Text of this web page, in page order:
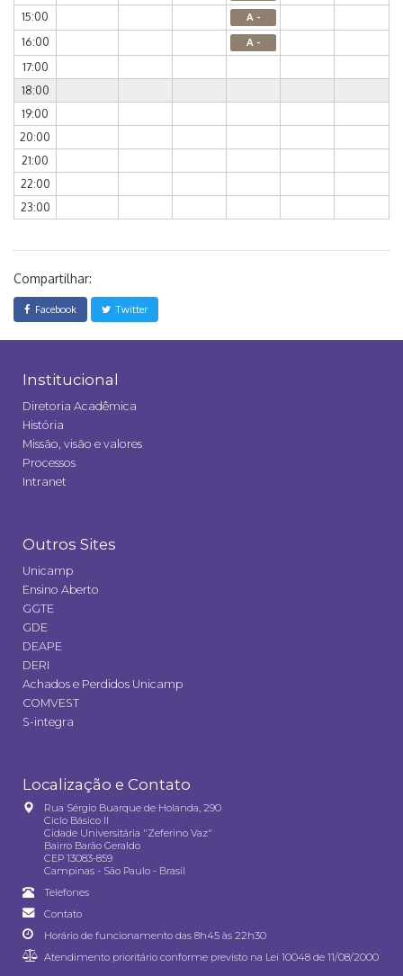
15:00 A -
16:00 A -
17:00
18:00
19:00
20:00
21:00
22:00
23:00
Compartilhar:
Facebook Twitter
Institucional
Diretoria Acadêmica
História
Missão, visão e valores
Processos
Intranet
Outros Sites
Unicamp
Ensino Aberto
GGTE
GDE
DEAPE
DERI
Achados e Perdidos Unicamp
COMVEST
S-integra
Localização e Contato
Rua Sérgio Buarque de Holanda, 290
Ciclo Básico II
Cidade Universitária "Zeferino Vaz"
Bairro Barão Geraldo
CEP 13083-859
Campinas - São Paulo - Brasil
Telefones
Contato
Horário de funcionamento das 8h45 às 22h30
Atendimento prioritário conforme previsto na Lei 10048 de 11/08/2000